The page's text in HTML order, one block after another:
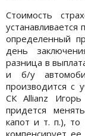
Стоимость
определенный
день
разница в
и б/у
производится с
СК Allianz
придется
капот и т. п.), то
компенсирует